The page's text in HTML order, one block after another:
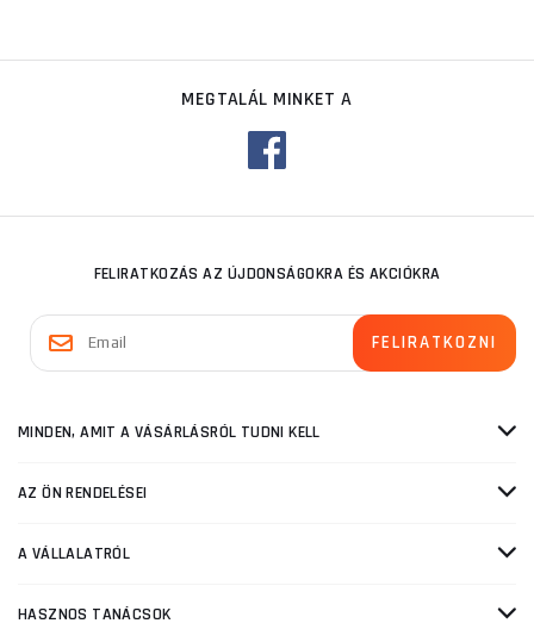
MEGTALÁL MINKET A
FELIRATKOZÁS AZ ÚJDONSÁGOKRA ÉS AKCIÓKRA
MINDEN, AMIT A VÁSÁRLÁSRÓL TUDNI KELL
AZ ÖN RENDELÉSEI
A VÁLLALATRÓL
HASZNOS TANÁCSOK